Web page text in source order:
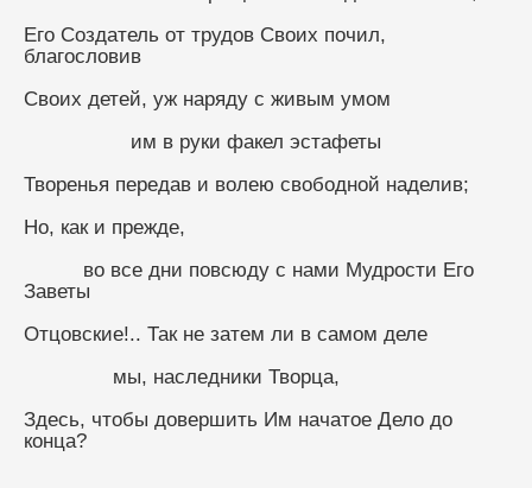
Его Создатель от трудов Своих почил,
благословив
Своих детей, уж наряду с живым умом
                  им в руки факел эстафеты
Творенья передав и волею свободной наделив;
Но, как и прежде,
Заветы
Отцовские!.. Так не затем ли в самом деле
               мы, наследники Творца,
Здесь, чтобы довершить Им начатое Дело до
конца?